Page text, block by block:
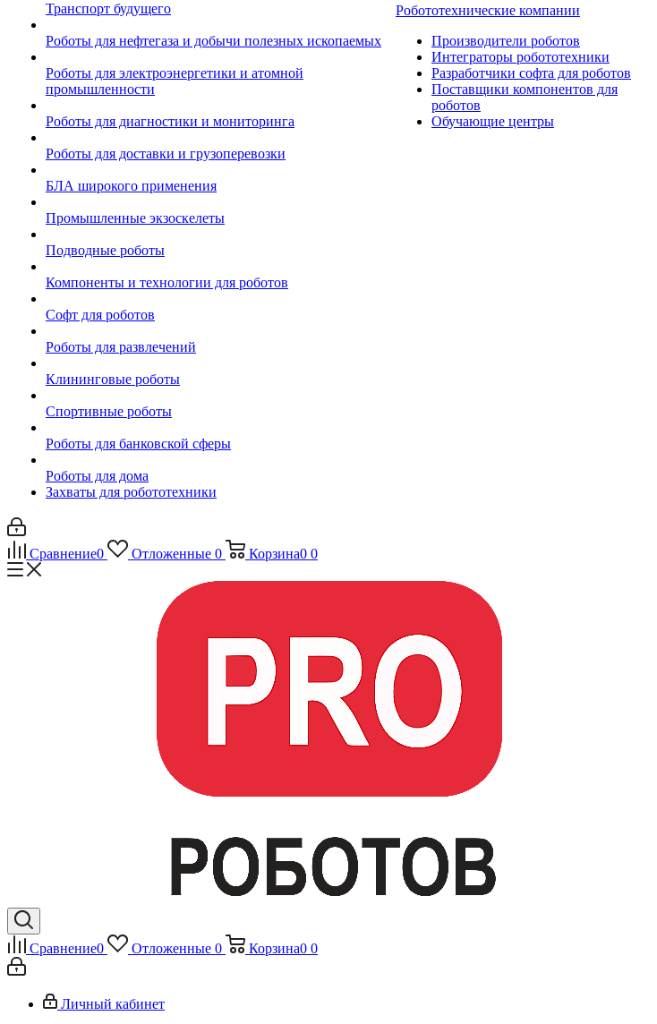
Транспорт будущего
Роботы для нефтегаза и добычи полезных ископаемых
Роботы для электроэнергетики и атомной
промышленности
Роботы для диагностики и мониторинга
Роботы для доставки и грузоперевозки
БЛА широкого применения
Промышленные экзоскелеты
Подводные роботы
Компоненты и технологии для роботов
Софт для роботов
Роботы для развлечений
Клининговые роботы
Спортивные роботы
Роботы для банковской сферы
Роботы для дома
Захваты для робототехники
Робототехнические компании
Производители роботов
Интеграторы робототехники
Разработчики софта для роботов
Поставщики компонентов для
роботов
Обучающие центры
Сравнение0 Отложенные 0 Корзина0 0
Сравнение0 Отложенные 0 Корзина0 0
Личный кабинет